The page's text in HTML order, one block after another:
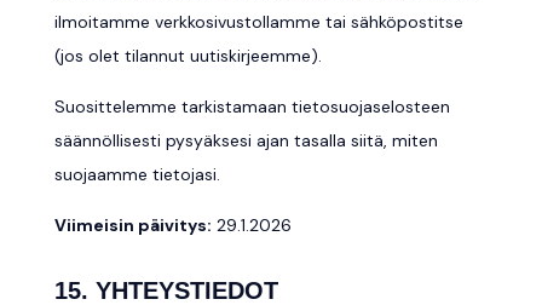
ilmoitamme verkkosivustollamme tai sähköpostitse
(jos olet tilannut uutiskirjeemme).
Suosittelemme tarkistamaan tietosuojaselosteen
säännöllisesti pysyäksesi ajan tasalla siitä, miten
suojaamme tietojasi.
Viimeisin päivitys: 29.1.2026
15. YHTEYSTIEDOT